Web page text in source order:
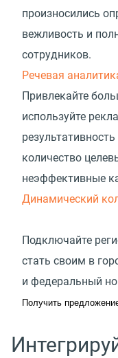
произносились
вежливость и
сотрудников.
Речевая
Привлекайте
используйте
количество
неэффективные
Динамический
Подключайте
стать своим в
и федеральный
Получить